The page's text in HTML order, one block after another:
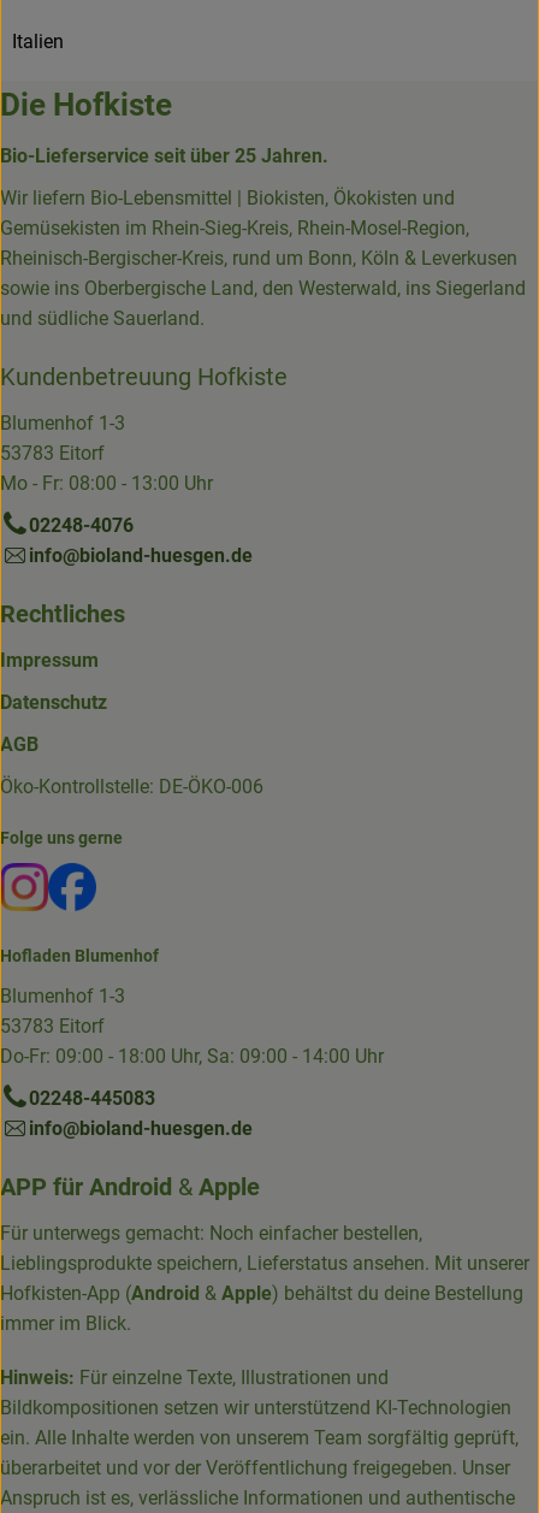
Italien
Die Hofkiste
Bio-Lieferservice seit über 25 Jahren.
Wir liefern Bio-Lebensmittel | Biokisten, Ökokisten und
Gemüsekisten im Rhein-Sieg-Kreis, Rhein-Mosel-Region,
Rheinisch-Bergischer-Kreis, rund um Bonn, Köln & Leverkusen
sowie ins Oberbergische Land, den Westerwald, ins Siegerland
und südliche Sauerland.
Kundenbetreuung Hofkiste
Blumenhof 1-3
53783 Eitorf
Mo - Fr: 08:00 - 13:00 Uhr
02248-4076
info@bioland-huesgen.de
Rechtliches
Impressum
Datenschutz
AGB
Öko-Kontrollstelle: DE-ÖKO-006
Folge uns gerne
Externer Link zu https://www.instagram.com/die.hofkiste/
Externer Link zu https://www.facebook.com/p/Die-
Hofladen Blumenhof
Blumenhof 1-3
53783 Eitorf
Do-Fr: 09:00 - 18:00 Uhr, Sa: 09:00 - 14:00 Uhr
02248-445083
info@bioland-huesgen.de
APP für Android & Apple
Für unterwegs gemacht: Noch einfacher bestellen,
Lieblingsprodukte speichern, Lieferstatus ansehen. Mit unserer
Hofkisten-App (Android & Apple) behältst du deine Bestellung
immer im Blick.
Hinweis: Für einzelne Texte, Illustrationen und
Bildkompositionen setzen wir unterstützend KI-Technologien
ein. Alle Inhalte werden von unserem Team sorgfältig geprüft,
überarbeitet und vor der Veröffentlichung freigegeben. Unser
Anspruch ist es, verlässliche Informationen und authentische